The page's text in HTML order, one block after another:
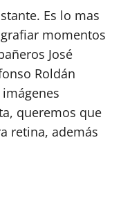
Es lo mas
momentos
José
Roldán
queremos que
retina, además